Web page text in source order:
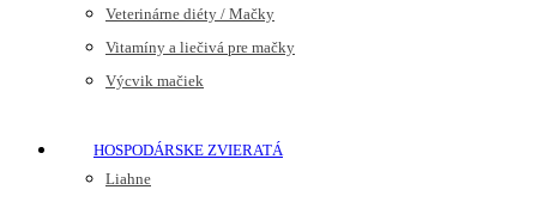
Veterinárne diéty / Mačky
Vitamíny a liečivá pre mačky
Výcvik mačiek
HOSPODÁRSKE ZVIERATÁ
Liahne